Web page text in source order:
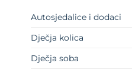
Autosjedalice i dodaci
Dječja kolica
Dječja soba